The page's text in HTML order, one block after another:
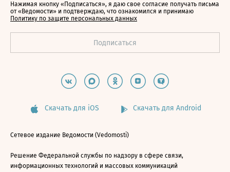
Нажимая кнопку «Подписаться», я даю свое согласие получать письма
от «Ведомости» и подтверждаю, что ознакомился и принимаю
Политику по защите персональных данных
Скачать для iOS Скачать для Android
Сетевое издание Ведомости (Vedomosti)
Решение Федеральной службы по надзору в сфере связи,
информационных технологий и массовых коммуникаций